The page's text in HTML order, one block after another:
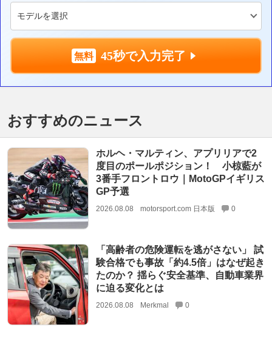
45秒で入力完了
おすすめのニュース
ホルヘ・マルティン、アプリリアで2
度目のポールポジション！ 小椋藍が
3番手フロントロウ｜MotoGPイギリス
GP予選
2026.08.08 motorsport.com 日本版 0
「高齢者の危険運転を逃がさない」 試
験合格でも事故「約4.5倍」はなぜ起き
たのか？ 揺らぐ安全基準、自動車業界
に迫る変化とは
2026.08.08 Merkmal 0